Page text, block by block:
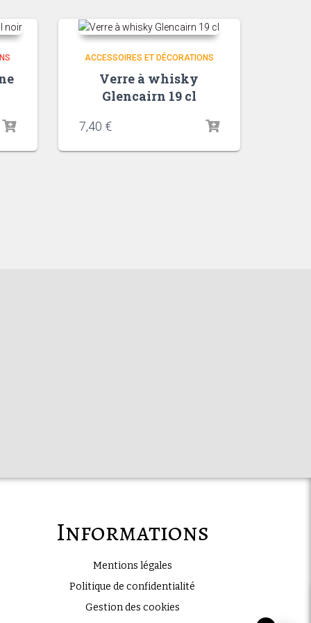
ACCESSOIRES ET DÉCORATIONS
Verre à whisky
Glencairn 19 cl
7,40 €
Informations
Mentions légales
Politique de confidentialité
Gestion des cookies